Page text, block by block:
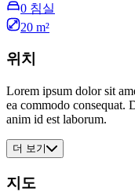
0 침실
20 m²
위치
Lorem ipsum dolor sit
ea commodo consequat.
anim id est laborum.
더 보기
지도